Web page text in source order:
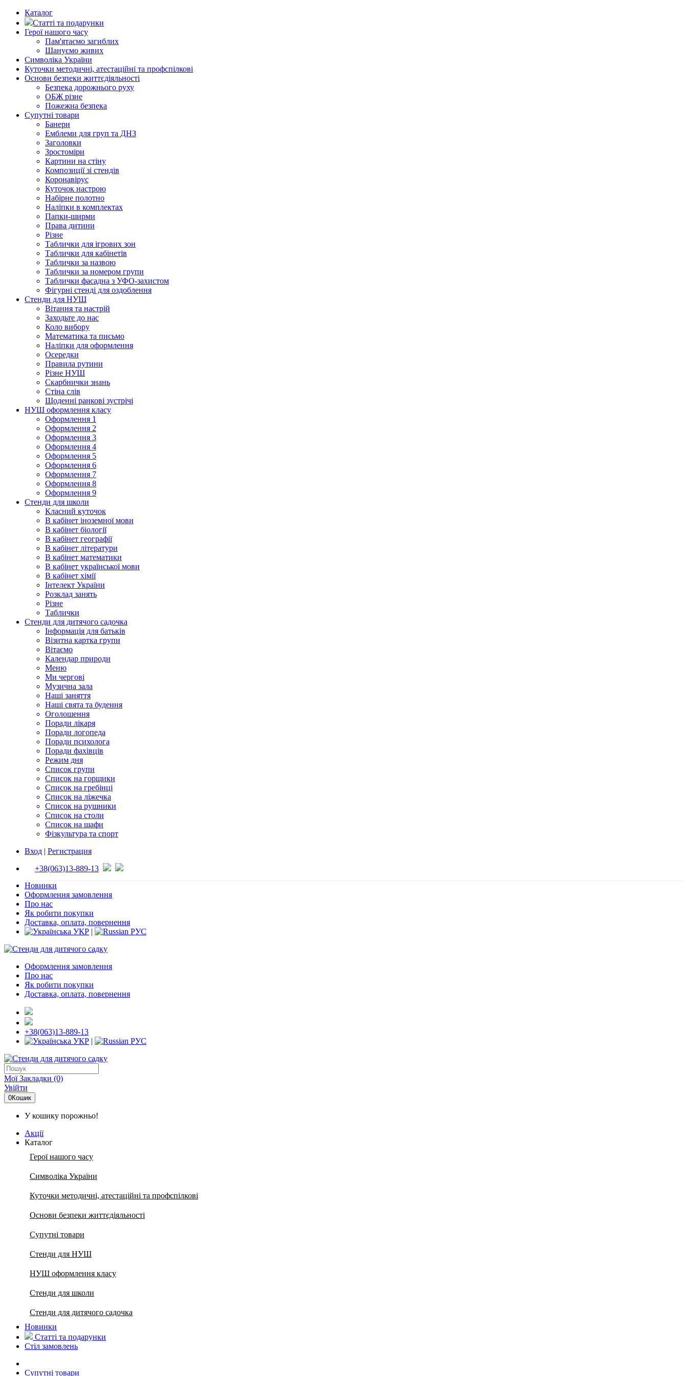
Каталог
Статті та подарунки
Герої нашого часу
Пам'ятаємо загиблих
Шануємо живих
Символіка України
Куточки методичні, атестаційні та профспілкові
Основи безпеки життєдіяльності
Безпека дорожнього руху
ОБЖ різне
Пожежна безпека
Супутні товари
Банери
Емблеми для груп та ДНЗ
Заголовки
Зростоміри
Картини на стіну
Композиції зі стендів
Коронавірус
Куточок настрою
Набірне полотно
Наліпки в комплектах
Папки-ширми
Права дитини
Різне
Таблички для ігрових зон
Таблички для кабінетів
Таблички за назвою
Таблички за номером групи
Таблички фасадна з УФО-захистом
Фігурні стенді для оздоблення
Стенди для НУШ
Вітання та настрій
Заходьте до нас
Коло вибору
Математика та письмо
Наліпки для оформлення
Осередки
Правила рутини
Різне НУШ
Скарбнички знань
Стіна слів
Щоденні ранкові зустрічі
НУШ оформлення класу
Оформлення 1
Оформлення 2
Оформлення 3
Оформлення 4
Оформлення 5
Оформлення 6
Оформлення 7
Оформлення 8
Оформлення 9
Стенди для школи
Класний куточок
В кабінет іноземної мови
В кабінет біології
В кабінет географії
В кабінет літератури
В кабінет математики
В кабінет української мови
В кабінет хімії
Інтелект України
Розклад занять
Різне
Таблички
Стенди для дитячого садочка
Інформація для батьків
Візитна картка групи
Вітаємо
Календар природи
Меню
Ми чергові
Музична зала
Наші заняття
Наші свята та будення
Оголошення
Поради лікаря
Поради логопеда
Поради психолога
Поради фахівців
Режим дня
Список групи
Список на горщики
Список на гребінці
Список на ліжечка
Список на рушники
Список на столи
Список на шафи
Фізкультура та спорт
Вход | Регистрация
+38(063)13-889-13
Новинки
Оформлення замовлення
Про нас
Як робити покупки
Доставка, оплата, повернення
УКР | РУС
Оформлення замовлення
Про нас
Як робити покупки
Доставка, оплата, повернення
+38(063)13-889-13
УКР | РУС
Мої Закладки (0)
Увійти
0Кошик
У кошику порожньо!
Акції
Каталог
Герої нашого часу
Символіка України
Куточки методичні, атестаційні та профспілкові
Основи безпеки життєдіяльності
Супутні товари
Стенди для НУШ
НУШ оформлення класу
Стенди для школи
Стенди для дитячого садочка
Новинки
Статті та подарунки
Стіл замовлень
Супутні товари